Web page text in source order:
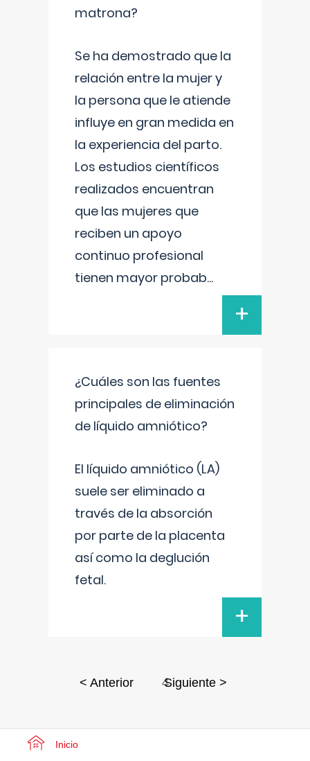
matrona?
Se ha demostrado que la
relación entre la mujer y
la persona que le atiende
influye en gran medida en
la experiencia del parto.
Los estudios científicos
realizados encuentran
que las mujeres que
reciben un apoyo
continuo profesional
tienen mayor probab...
+
¿Cuáles son las fuentes
principales de eliminación
de líquido amniótico?
El líquido amniótico (LA)
suele ser eliminado a
través de la absorción
por parte de la placenta
así como la deglución
fetal.
+
< Anterior 4
Siguiente >
Inicio